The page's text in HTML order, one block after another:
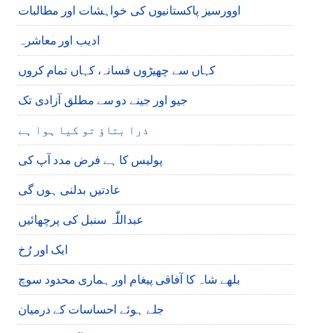
اوورسیز پاکستانیوں کی خواہشات اور مطالبات
ادیب اور معاشرہ
کہاں سے چھیڑوں فسانہ، کہاں تمام کروں
جیو اور جینے دو سے مطلق آزادی تک
ذرا بتاؤ تو کیا ہوا ہے
پولیس کا ہے فرض مدد آپ کی
عادتیں بدلنی ہوں گی
عبداللّٰہ سنبل کی پرچھائیں
ایک اور رُخ
بلھے شاہ کا آفاقی پیغام اور ہماری محدود سوچ
جلے ہوئے احساسات کے درمیان